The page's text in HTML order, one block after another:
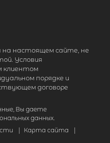
на настоящем сайте, не
Условия
клиентом
порядке и
договоре
Вы даете
данных.
Карта сайта